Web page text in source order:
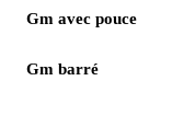
Gm avec pouce
Gm barré